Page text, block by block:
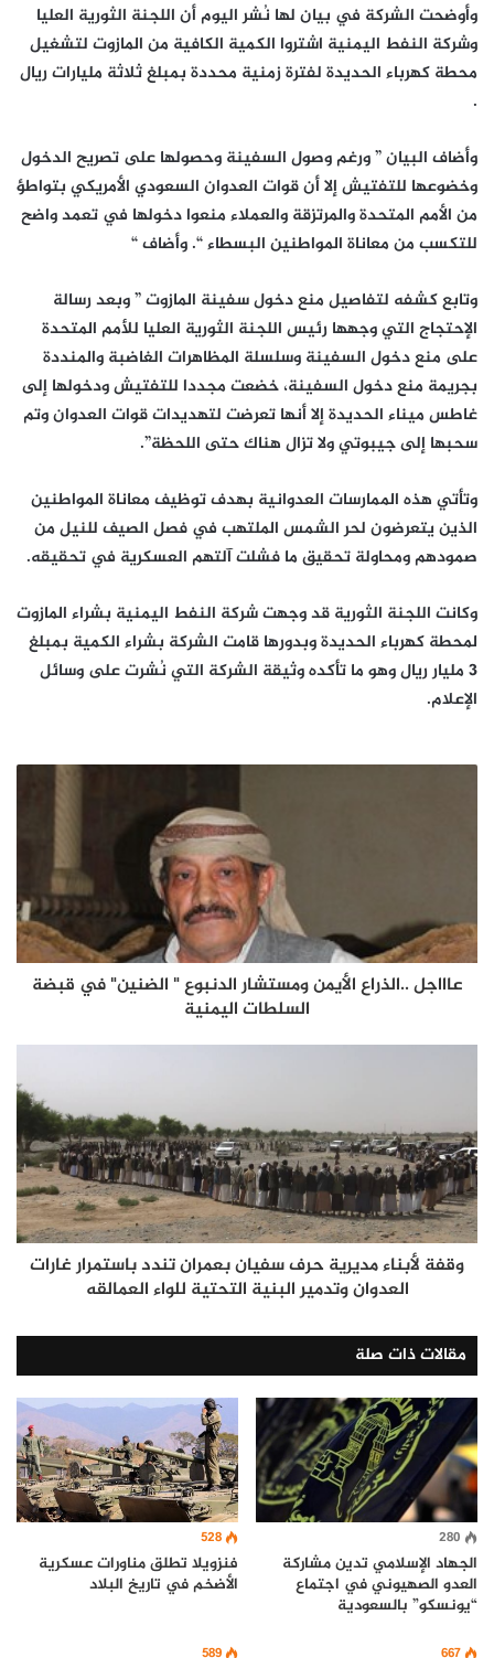
وأوضحت الشركة في بيان لها نُشر اليوم أن اللجنة الثورية العليا
وشركة النفط اليمنية اشتروا الكمية الكافية من المازوت لتشغيل
محطة كهرباء الحديدة لفترة زمنية محددة بمبلغ ثلاثة مليارات ريال
.
وأضاف البيان ” ورغم وصول السفينة وحصولها على تصريح الدخول
وخضوعها للتفتيش إلا أن قوات العدوان السعودي الأمريكي بتواطؤ
من الأمم المتحدة والمرتزقة والعملاء منعوا دخولها في تعمد واضح
للتكسب من معاناة المواطنين البسطاء “. وأضاف “
وتابع كشفه لتفاصيل منع دخول سفينة المازوت ” وبعد رسالة
الإحتجاج التي وجهها رئيس اللجنة الثورية العليا للأمم المتحدة
على منع دخول السفينة وسلسلة المظاهرات الغاضبة والمنددة
بجريمة منع دخول السفينة، خضعت مجددا للتفتيش ودخولها إلى
غاطس ميناء الحديدة إلا أنها تعرضت لتهديدات قوات العدوان وتم
سحبها إلى جيبوتي ولا تزال هناك حتى اللحظة”.
وتأتي هذه الممارسات العدوانية بهدف توظيف معاناة المواطنين
الذين يتعرضون لحر الشمس الملتهب في فصل الصيف للنيل من
صمودهم ومحاولة تحقيق ما فشلت آلتهم العسكرية في تحقيقه.
وكانت اللجنة الثورية قد وجهت شركة النفط اليمنية بشراء المازوت
لمحطة كهرباء الحديدة وبدورها قامت الشركة بشراء الكمية بمبلغ
3 مليار ريال وهو ما تأكده وثيقة الشركة التي نُشرت على وسائل
الإعلام.
عاااجل ..الذراع الأيمن ومستشار الدنبوع " الضنين" في قبضة
السلطات اليمنية
وقفة لأبناء مديرية حرف سفيان بعمران تندد باستمرار غارات
العدوان وتدمير البنية التحتية للواء العمالقه
مقالات ذات صلة
280
الجهاد الإسلامي تدين مشاركة
العدو الصهيوني في اجتماع
“يونسكو” بالسعودية
528
فنزويلا تطلق مناورات عسكرية
الأضخم في تاريخ البلاد
667
589